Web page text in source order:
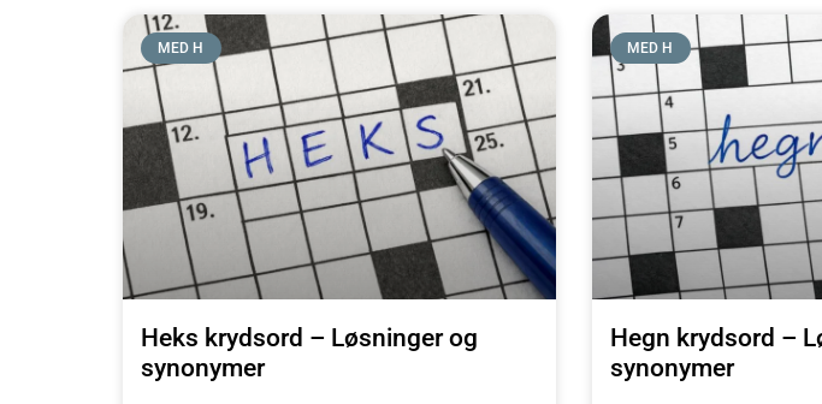
MED H
Heks krydsord – Løsninger og
synonymer
MED H
Hegn krydsord –
synonymer